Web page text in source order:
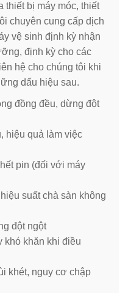
thiết bị máy móc, thiết
chuyên cung cấp dịch
vệ sinh định kỳ nhận
định kỳ cho các
hệ cho chúng tôi khi
dấu hiệu sau.
đồng đều, dừng đột
hiệu quả làm việc
pin (đối với máy
suất chà sàn không
đột ngột
khó khăn khi điều
khét, nguy cơ chập